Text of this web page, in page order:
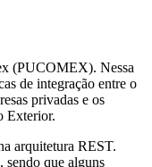
(PUCOMEX). Nessa
de integração entre o
privadas e os
Exterior.
arquitetura REST.
que alguns